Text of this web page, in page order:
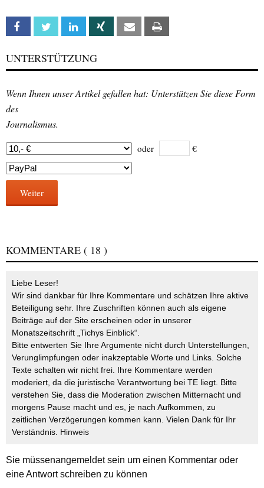
Facebook Twitter Linkedin Xing Email
UNTERSTÜTZUNG
Wenn Ihnen unser Artikel gefallen hat: Unterstützen Sie diese Form
des
Journalismus.
oder €
Weiter
KOMMENTARE ( 18 )
Liebe Leser!
Wir sind dankbar für Ihre Kommentare und schätzen Ihre aktive
Beteiligung sehr. Ihre Zuschriften können auch als eigene
Beiträge auf der Site erscheinen oder in unserer
Monatszeitschrift „Tichys Einblick“.
Bitte entwerten Sie Ihre Argumente nicht durch Unterstellungen,
Verunglimpfungen oder inakzeptable Worte und Links. Solche
Texte schalten wir nicht frei. Ihre Kommentare werden
moderiert, da die juristische Verantwortung bei TE liegt. Bitte
verstehen Sie, dass die Moderation zwischen Mitternacht und
morgens Pause macht und es, je nach Aufkommen, zu
zeitlichen Verzögerungen kommen kann. Vielen Dank für Ihr
Verständnis. Hinweis
Sie müssenangemeldetsein um einen Kommentar oder
eine Antwort schreiben zu können